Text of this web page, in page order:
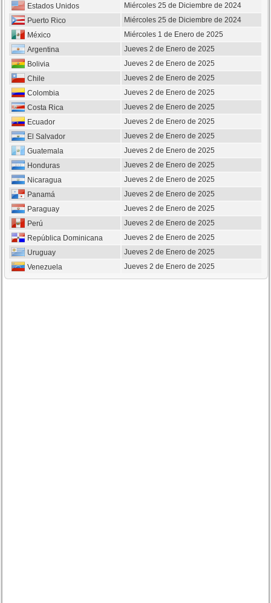
Estados Unidos
Miércoles 25 de Diciembre de 2024
Puerto Rico
Miércoles 25 de Diciembre de 2024
México
Miércoles 1 de Enero de 2025
Argentina
Jueves 2 de Enero de 2025
Bolivia
Jueves 2 de Enero de 2025
Chile
Jueves 2 de Enero de 2025
Colombia
Jueves 2 de Enero de 2025
Costa Rica
Jueves 2 de Enero de 2025
Ecuador
Jueves 2 de Enero de 2025
El Salvador
Jueves 2 de Enero de 2025
Guatemala
Jueves 2 de Enero de 2025
Honduras
Jueves 2 de Enero de 2025
Nicaragua
Jueves 2 de Enero de 2025
Panamá
Jueves 2 de Enero de 2025
Paraguay
Jueves 2 de Enero de 2025
Perú
Jueves 2 de Enero de 2025
República Dominicana
Jueves 2 de Enero de 2025
Uruguay
Jueves 2 de Enero de 2025
Venezuela
Jueves 2 de Enero de 2025